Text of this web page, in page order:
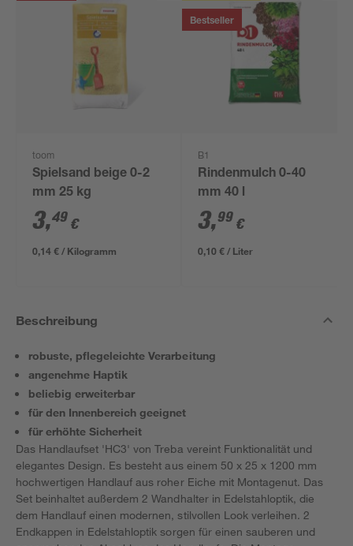
toom
Spielsand beige 0-2
mm 25 kg
3,49 €
0,14 € / Kilogramm
Bestseller
B1
Rindenmulch 0-40
mm 40 l
3,99 €
0,10 € / Liter
Beschreibung
robuste, pflegeleichte Verarbeitung
angenehme Haptik
beliebig erweiterbar
für den Innenbereich geeignet
für erhöhte Sicherheit
Das Handlaufset 'HC3' von Treba vereint Funktionalität und
elegantes Design. Es besteht aus einem 50 x 25 x 1200 mm
hochwertigen Handlauf aus roher Eiche mit Montagenut. Das
Set beinhaltet außerdem 2 Wandhalter in Edelstahloptik, die
dem Handlauf einen modernen, stilvollen Look verleihen. 2
Endkappen in Edelstahloptik sorgen für einen sauberen und